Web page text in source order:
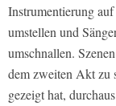
Instrumentierung
umstellen und
umschnallen.
dem zweiten Akt zu
gezeigt hat,